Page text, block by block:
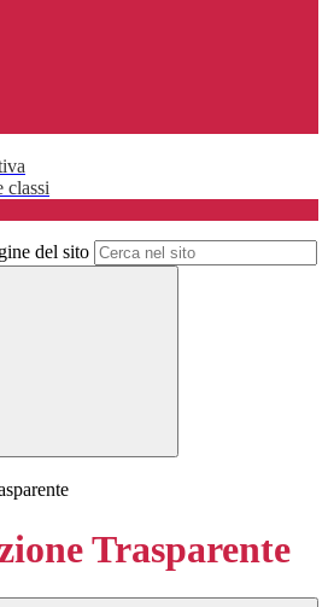
classi
del sito
Trasparente